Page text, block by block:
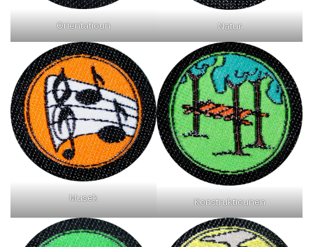
Orientatioun Natur
Musek Konstruktiounen